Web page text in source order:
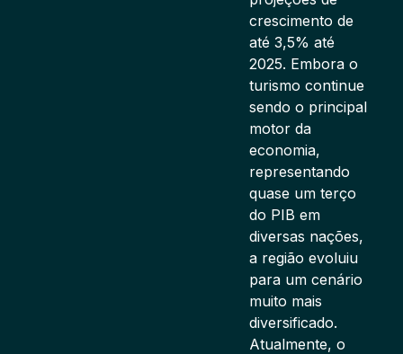
crescimento de
até 3,5% até
2025. Embora o
turismo continue
sendo o principal
motor da
economia,
representando
quase um terço
do PIB em
diversas nações,
a região evoluiu
para um cenário
muito mais
diversificado.
Atualmente, o